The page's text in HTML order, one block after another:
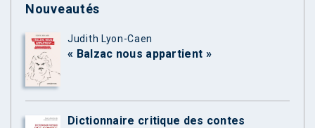
Nouveautés
Judith Lyon-Caen
« Balzac nous appartient »
Dictionnaire critique des contes